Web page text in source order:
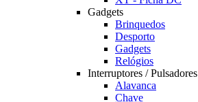
Gadgets
Brinquedos
Desporto
Gadgets
Relógios
Interruptores / Pulsadores
Alavanca
Chave